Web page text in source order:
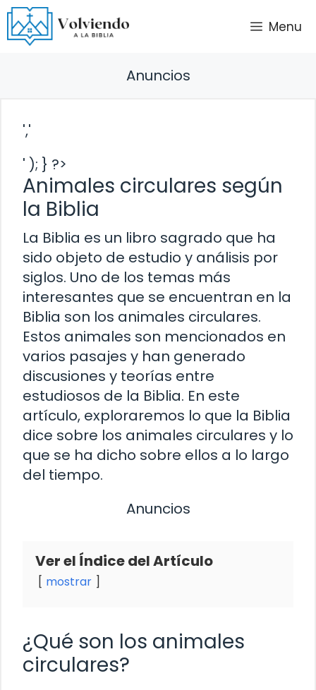
Saltar
al
contenido
Menu
Anuncios
','
' ); } ?>
Animales circulares según
la Biblia
La Biblia es un libro sagrado que ha
sido objeto de estudio y análisis por
siglos. Uno de los temas más
interesantes que se encuentran en la
Biblia son los animales circulares.
Estos animales son mencionados en
varios pasajes y han generado
discusiones y teorías entre
estudiosos de la Biblia. En este
artículo, exploraremos lo que la Biblia
dice sobre los animales circulares y lo
que se ha dicho sobre ellos a lo largo
del tiempo.
Anuncios
Ver el Índice del Artículo
mostrar
¿Qué son los animales
circulares?